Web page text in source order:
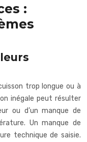
:
trop longue ou à
inégale peut résulter
ou d’un manque de
Un manque de
technique de saisie.